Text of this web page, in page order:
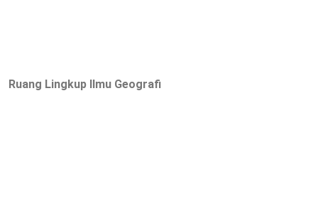
Ruang Lingkup Ilmu Geografi